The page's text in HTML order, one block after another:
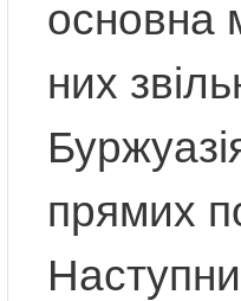
основна
них
прямих